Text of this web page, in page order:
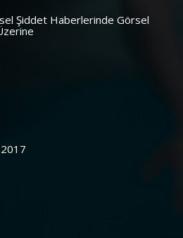
Şiddet Haberlerinde Görsel